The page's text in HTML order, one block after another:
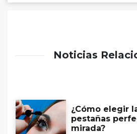
Noticias
¿Cómo elegir
pestañas
mirada?